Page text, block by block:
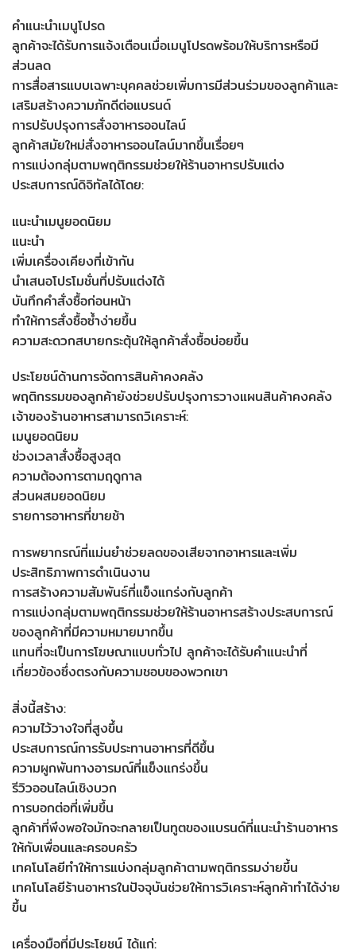
คำแนะนำเมนูโปรด
ลูกค้าจะได้รับการแจ้งเตือนเมื่อเมนูโปรดพร้อมให้บริการหรือมี
ส่วนลด
การสื่อสารแบบเฉพาะบุคคลช่วยเพิ่มการมีส่วนร่วมของลูกค้าและ
เสริมสร้างความภักดีต่อแบรนด์
การปรับปรุงการสั่งอาหารออนไลน์
ลูกค้าสมัยใหม่สั่งอาหารออนไลน์มากขึ้นเรื่อยๆ
การแบ่งกลุ่มตามพฤติกรรมช่วยให้ร้านอาหารปรับแต่ง
ประสบการณ์ดิจิทัลได้โดย:
แนะนำเมนูยอดนิยม
แนะนำ
เพิ่มเครื่องเคียงที่เข้ากัน
นำเสนอโปรโมชั่นที่ปรับแต่งได้
บันทึกคำสั่งซื้อก่อนหน้า
ทำให้การสั่งซื้อซ้ำง่ายขึ้น
ความสะดวกสบายกระตุ้นให้ลูกค้าสั่งซื้อบ่อยขึ้น
ประโยชน์ด้านการจัดการสินค้าคงคลัง
พฤติกรรมของลูกค้ายังช่วยปรับปรุงการวางแผนสินค้าคงคลัง
เจ้าของร้านอาหารสามารถวิเคราะห์:
เมนูยอดนิยม
ช่วงเวลาสั่งซื้อสูงสุด
ความต้องการตามฤดูกาล
ส่วนผสมยอดนิยม
รายการอาหารที่ขายช้า
การพยากรณ์ที่แม่นยำช่วยลดของเสียจากอาหารและเพิ่ม
ประสิทธิภาพการดำเนินงาน
การสร้างความสัมพันธ์ที่แข็งแกร่งกับลูกค้า
การแบ่งกลุ่มตามพฤติกรรมช่วยให้ร้านอาหารสร้างประสบการณ์
ของลูกค้าที่มีความหมายมากขึ้น
แทนที่จะเป็นการโฆษณาแบบทั่วไป ลูกค้าจะได้รับคำแนะนำที่
เกี่ยวข้องซึ่งตรงกับความชอบของพวกเขา
สิ่งนี้สร้าง:
ความไว้วางใจที่สูงขึ้น
ประสบการณ์การรับประทานอาหารที่ดีขึ้น
ความผูกพันทางอารมณ์ที่แข็งแกร่งขึ้น
รีวิวออนไลน์เชิงบวก
การบอกต่อที่เพิ่มขึ้น
ลูกค้าที่พึงพอใจมักจะกลายเป็นทูตของแบรนด์ที่แนะนำร้านอาหาร
ให้กับเพื่อนและครอบครัว
เทคโนโลยีทำให้การแบ่งกลุ่มลูกค้าตามพฤติกรรมง่ายขึ้น
เทคโนโลยีร้านอาหารในปัจจุบันช่วยให้การวิเคราะห์ลูกค้าทำได้ง่าย
ขึ้น
เครื่องมือที่มีประโยชน์ ได้แก่: